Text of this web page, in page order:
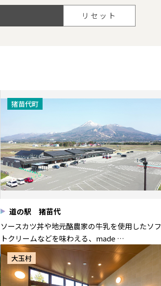
リセット
猪苗代町
道の駅 猪苗代
ソースカツ丼や地元酪農家の牛乳を使用したソフ
トクリームなどを味わえる、made …
大玉村